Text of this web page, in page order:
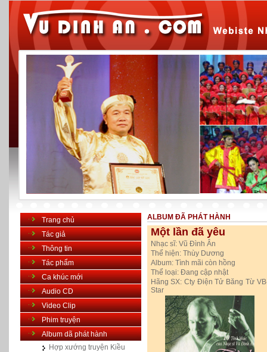
Trang chủ
Tác giả
Thông tin
Tác phẩm
Ca khúc mới
Audio CD
Video Clip
Phim truyện
Album dã phát hành
Hợp xướng truyện Kiều
ALBUM ĐÃ PHÁT HÀNH
Một lần đã yêu
Nhạc sĩ: Vũ Đình Ân
Thể hiện: Thùy Dương
Album: Tình mãi còn hồng
Thể loại: Đang cập nhật
Hãng SX: Cty Điện Tử Băng Từ
Star